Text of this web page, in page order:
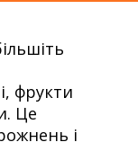
фрукти
Це
і